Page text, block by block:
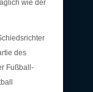
wie der
des
Fußball-